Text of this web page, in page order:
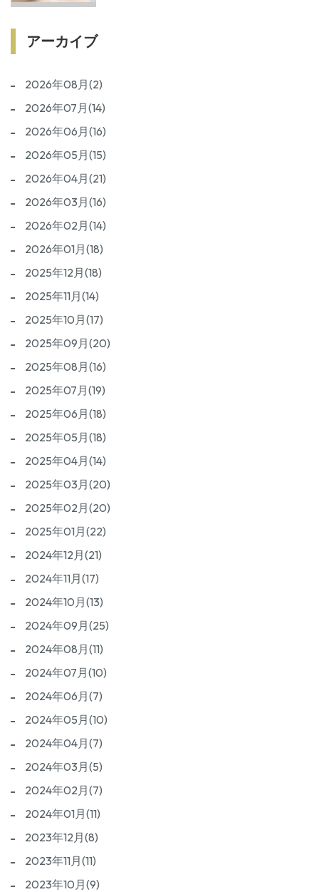
アーカイブ
2026年08月(2)
2026年07月(14)
2026年06月(16)
2026年05月(15)
2026年04月(21)
2026年03月(16)
2026年02月(14)
2026年01月(18)
2025年12月(18)
2025年11月(14)
2025年10月(17)
2025年09月(20)
2025年08月(16)
2025年07月(19)
2025年06月(18)
2025年05月(18)
2025年04月(14)
2025年03月(20)
2025年02月(20)
2025年01月(22)
2024年12月(21)
2024年11月(17)
2024年10月(13)
2024年09月(25)
2024年08月(11)
2024年07月(10)
2024年06月(7)
2024年05月(10)
2024年04月(7)
2024年03月(5)
2024年02月(7)
2024年01月(11)
2023年12月(8)
2023年11月(11)
2023年10月(9)